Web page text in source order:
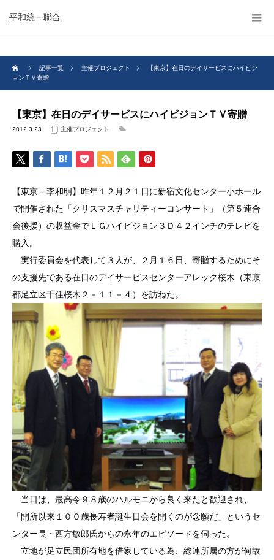
平和統一聯合
記事一覧 主催プロジェクト
【東京】在日のデイサービスにハイビジ
ョンＴＶ寄贈
【東京】在日のデイサービスにハイビジョンＴＶ寄贈
2012.3.23 主催プロジェクト
【東京＝李和明】昨年１２月２１日に新宿文化センター小ホール
で開催された「クリスマスチャリティーコンサート」（第５連合
会後援）の収益金でＬＧハイビジョン３Ｄ４２インチのテレビを
購入。
実行委員会を代表して３人が、２月１６日、寄贈するためにそ
の支援先である在日のデイサービスセンターアレック桜木（東京
都足立区千住桜木２－１１－４）を訪ねた。
当日は、最高令９８歳のハルモニから良く来たと歓迎され、
「開所以来１００歳長寿者誕生日会を開くのが念願だ」というセ
ンター長・西方敏郎氏からの永年のエピソードを伺った。
立地が足立民団所有地を借家している為、総連所属の方が何故